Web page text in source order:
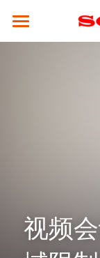
4K融
高清
视频
集团企业
常见问题
关于我们
视频